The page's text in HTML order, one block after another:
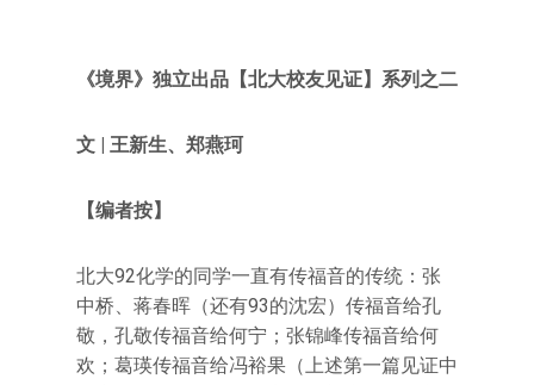
《境界》独立出品【北大校友见证】 系列之二
文 | 王新生、郑燕珂
【编者按】
北大92化学的同学一直有传福音的传统：张
中桥、蒋春晖（还有93的沈宏）传福音给孔
敬，孔敬传福音给何宁；张锦峰传福音给何
欢；葛瑛传福音给冯裕果（上述第一篇见证中